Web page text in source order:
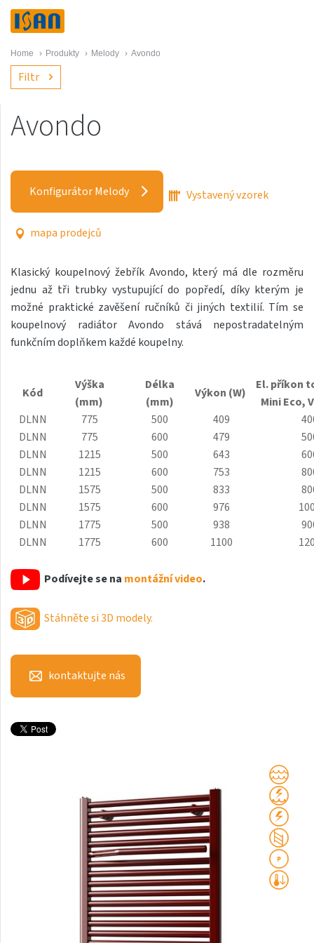
Home › Produkty › Melody › Avondo
Filtr
Melody
Akros s háčky
Akros One
Antika Double
Antika Double Horizontal
Antika Light
Aruba Double
Aruba Double Horizontal
Arte
Atria
Aura
Avondo
Axis
Calypso L
Carme
Collom Double Horizontal
Collom Light
Collom Mirror
Coron Double Horizontal
Avondo
Konfigurátor Melody Vystavený vzorek
mapa prodejců
Klasický koupelnový žebřík Avondo, který má dle rozměru
jednu až tři trubky vystupující do popředí, díky kterým je
možné praktické zavěšení ručníků či jiných textilií. Tím se
koupelnový radiátor Avondo stává nepostradatelným
funkčním doplňkem každé koupelny.
Kód
Výška
(mm)
Délka
(mm)
Výkon (W)
El. příkon
Mini Eco,
DLNN
775 500 409
DLNN
775 600 479
DLNN
1215 500 643
DLNN
1215 600 753
DLNN
1575 500 833
DLNN
1575 600 976
DLNN
1775 500 938
DLNN
1775 600 1100
Podívejte se na montážní video.
Stáhněte si 3D modely.
kontaktujte nás